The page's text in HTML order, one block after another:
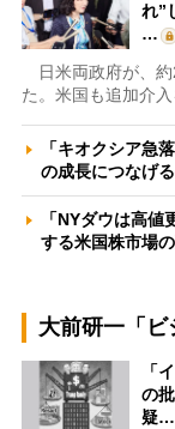
れ”
…
日米両政府が、約
た。米国も追加介
「キオクシア急
の成長につなげ
「NYダウは高
する米国株市場
大前研一「
「
の
疑…